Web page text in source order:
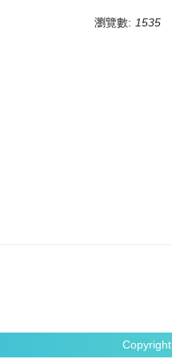
瀏覽數: 1535